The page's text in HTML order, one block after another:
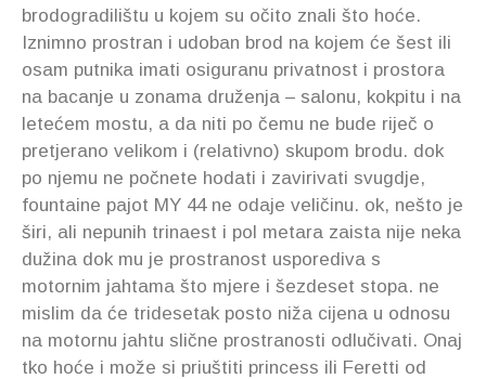
brodogradilištu u kojem su očito znali što hoće.
Iznimno prostran i udoban brod na kojem će šest ili
osam putnika imati osiguranu privatnost i prostora
na bacanje u zonama druženja – salonu, kokpitu i na
letećem mostu, a da niti po čemu ne bude riječ o
pretjerano velikom i (relativno) skupom brodu. dok
po njemu ne počnete hodati i zavirivati svugdje,
fountaine pajot MY 44 ne odaje veličinu. ok, nešto je
širi, ali nepunih trinaest i pol metara zaista nije neka
dužina dok mu je prostranost usporediva s
motornim jahtama što mjere i šezdeset stopa. ne
mislim da će tridesetak posto niža cijena u odnosu
na motornu jahtu slične prostranosti odlučivati. Onaj
tko hoće i može si priuštiti princess ili Feretti od